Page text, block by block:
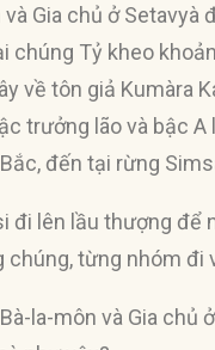
và Gia chủ ở
chúng Tỷ kheo
về tôn giả Kumàra
trưởng lão và bậc
đến tại rừng
đi lên lầu thượng để
chúng, từng nhóm
la-môn và Gia